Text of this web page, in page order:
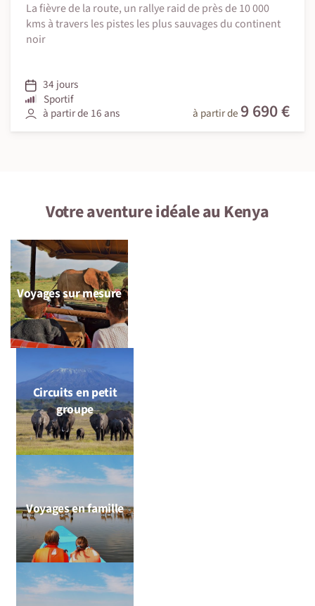
La fièvre de la route, un rallye raid de près de 10 000
kms à travers les pistes les plus sauvages du continent
noir
34 jours
Sportif
à partir de 16 ans
à partir de 9 690 €
Votre aventure idéale au Kenya
Voyages sur mesure
Circuits en petit
groupe
Voyages en famille